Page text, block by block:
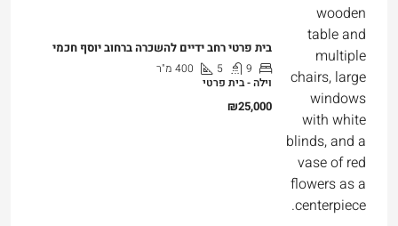
בית פרטי רחב ידיים להשכרה ברחוב יוסף חכמי
9
5
400 מ"ר
וילה - בית פרטי
₪25,000